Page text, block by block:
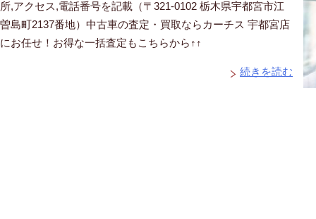
所,アクセス,電話番号を記載（〒321-0102 栃木県宇都宮市江
曽島町2137番地）中古車の査定・買取ならカーチス 宇都宮店
にお任せ！お得な一括査定もこちらから↑↑
続きを読む